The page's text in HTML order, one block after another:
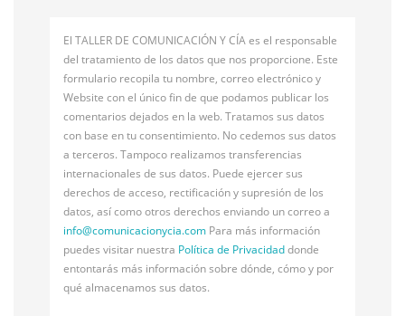
El TALLER DE COMUNICACIÓN Y CÍA es el responsable
del tratamiento de los datos que nos proporcione. Este
formulario recopila tu nombre, correo electrónico y
Website con el único fin de que podamos publicar los
comentarios dejados en la web. Tratamos sus datos
con base en tu consentimiento. No cedemos sus datos
a terceros. Tampoco realizamos transferencias
internacionales de sus datos. Puede ejercer sus
derechos de acceso, rectificación y supresión de los
datos, así como otros derechos enviando un correo a
info@comunicacionycia.com Para más información
puedes visitar nuestra Política de Privacidaddonde
entontarás más información sobre dónde, cómo y por
qué almacenamos sus datos.